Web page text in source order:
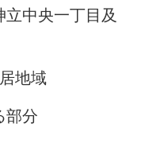
丁目及
域
分